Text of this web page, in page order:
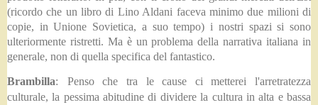
(ricordo che un libro di Lino Aldani faceva minimo due milioni di
copie, in Unione Sovietica, a suo tempo) i nostri spazi si sono
ulteriormente ristretti. Ma è un problema della narrativa italiana in
generale, non di quella specifica del fantastico.
Brambilla:
Penso che tra le cause ci metterei l'arretratezza
culturale, la pessima abitudine di dividere la cultura in alta e bassa